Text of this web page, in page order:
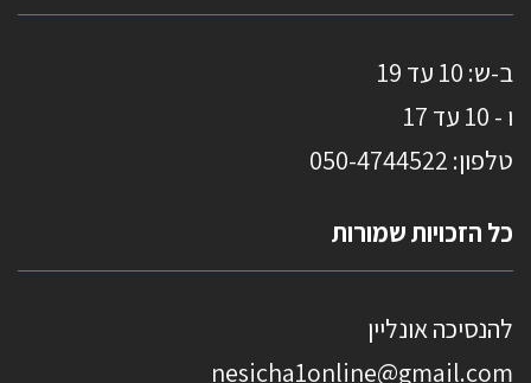
ב-ש: 10 עד 19
ו - 10 עד 17
טלפון: 0 50-4744522
כל הזכויות שמורות
להנסיכה אונליין
nesicha1online@gmail.com